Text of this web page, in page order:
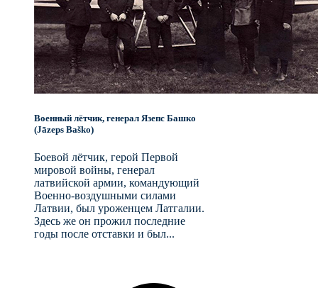
Военный лётчик, генерал Язепс Башко
(Jāzeps Baško)
Боевой лётчик, герой Первой
мировой войны, генерал
латвийской армии, командующий
Военно-воздушными силами
Латвии, был уроженцем Латгалии.
Здесь же он прожил последние
годы после отставки и был...